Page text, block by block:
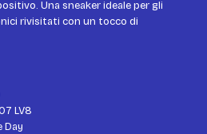
Una sneaker ideale per gli
rivisitati con un tocco di
LV8
Day